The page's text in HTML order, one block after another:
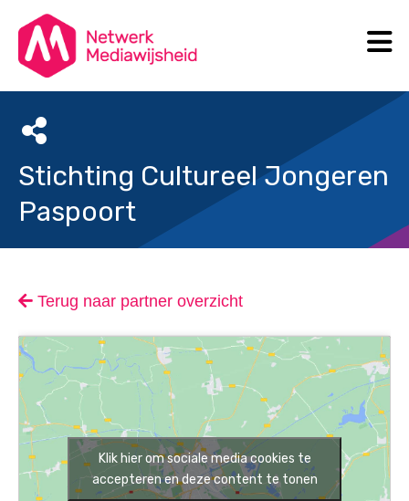
Stichting Cultureel Jongeren
Paspoort
Terug naar partner overzicht
Klik hier om sociale media cookies te
accepteren en deze content te tonen